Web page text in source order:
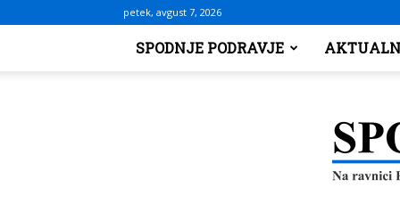
petek, avgust 7, 2026
SPODNJE PODRAVJE